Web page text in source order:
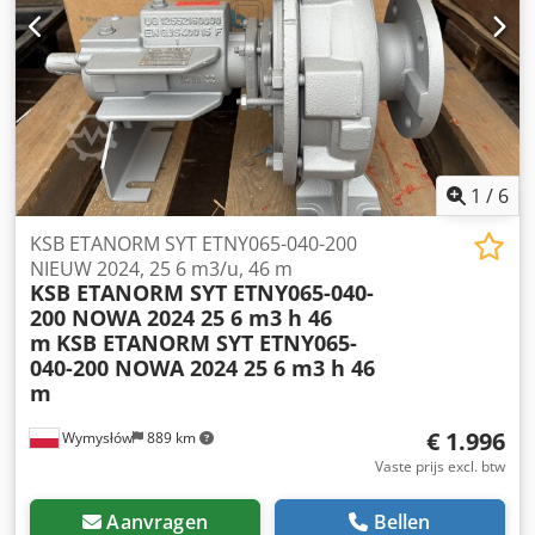
nauwkeurig ingepaste schuimrubber Het ABSOLUTE-
systeem garandeert stabiele metingen zonder opnieuw te
hoeven nulstellen bij elke inschakeling. De digitale aflezing
zorgt voor snelle en betrouwbare metingen met hoge
nauwkeurigheid. De set verkeert in zeer goede staat, is
compleet en direct klaar voor gebruik. Ideaal voor
meetlaboratoria, kwaliteitscontrole-afdelingen en
gereedschapswerkplaatsen. Cjdpsw R E Hvefx Ag Uorf 1 / 6
Wymysłów 889 km
KSB ETANORM SYT ETNY065-040-200
NIEUW 2024, 25 6 m3/u, 46 m
KSB ETANORM SYT ETNY065-040-
200 NOWA 2024 25 6 m3 h 46
m KSB ETANORM SYT ETNY065-
040-200 NOWA 2024 25 6 m3 h 46
m
€ 1.996
Vaste prijs excl. btw
Aanvragen Bellen